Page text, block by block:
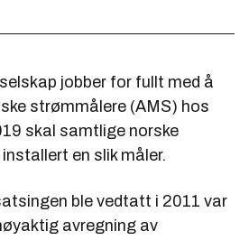
jobber for fullt med å
strømmålere (AMS) hos
skal samtlige norske
en slik måler.
ble vedtatt i 2011 var
avregning av